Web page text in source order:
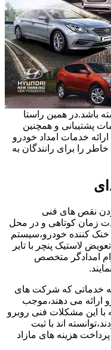
باشد.در همین راستا
پشتیبانی و همچنین
خدمات امداد خودرو
را برای رانندگان به
نقص های فنی
زمان کوتاهی و در محل
کننده خودرو،سیستم
لاستیک پنچر با تایر
امدادگر متخصص
خدماتی که شرکت های
ارائه می دهند،موجب
با این مشکلات فنی روبرو
اند با ثبت
هزینه های مازاد